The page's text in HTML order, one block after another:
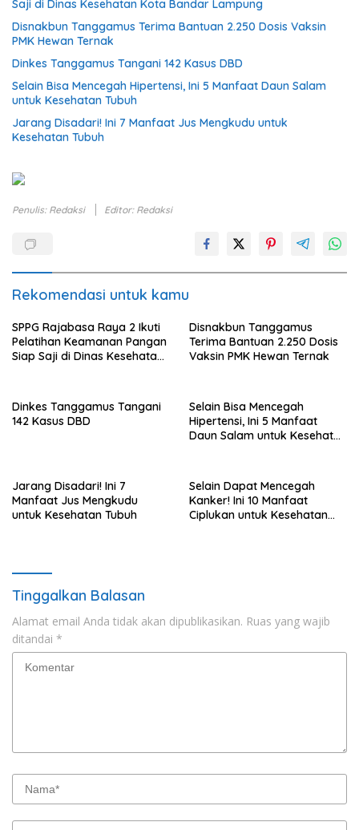
Saji di Dinas Kesehatan Kota Bandar Lampung
Disnakbun Tanggamus Terima Bantuan 2.250 Dosis Vaksin
PMK Hewan Ternak
Dinkes Tanggamus Tangani 142 Kasus DBD
Selain Bisa Mencegah Hipertensi, Ini 5 Manfaat Daun Salam
untuk Kesehatan Tubuh
Jarang Disadari! Ini 7 Manfaat Jus Mengkudu untuk
Kesehatan Tubuh
Penulis: Redaksi Editor: Redaksi
Rekomendasi untuk kamu
SPPG Rajabasa Raya 2 Ikuti
Pelatihan Keamanan Pangan
Siap Saji di Dinas Kesehatan
Disnakbun Tanggamus
Terima Bantuan 2.250 Dosis
Vaksin PMK Hewan Ternak
Dinkes Tanggamus Tangani
142 Kasus DBD
Selain Bisa Mencegah
Hipertensi, Ini 5 Manfaat
Daun Salam untuk Kesehatan
Jarang Disadari! Ini 7
Manfaat Jus Mengkudu
untuk Kesehatan Tubuh
Selain Dapat Mencegah
Kanker! Ini 10 Manfaat
Ciplukan untuk Kesehatan
Tinggalkan Balasan
Alamat email Anda tidak akan dipublikasikan. Ruas yang wajib
ditandai *